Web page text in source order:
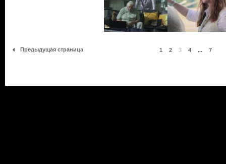
Предыдущая страница 1 2 3 4 ... 7